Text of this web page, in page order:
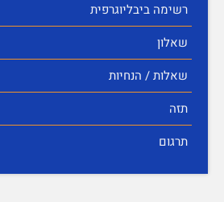
רשימה ביבליוגרפית
שאלון
שאלות / הנחיות
תזה
תרגום